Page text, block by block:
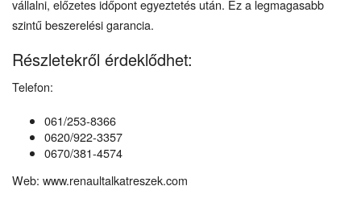
vállalni, előzetes időpont egyeztetés után. Ez a legmagasabb
szintű beszerelési garancia.
Részletekről érdeklődhet:
Telefon:
061/253-8366
0620/922-3357
0670/381-4574
Web: www.renaultalkatreszek.com